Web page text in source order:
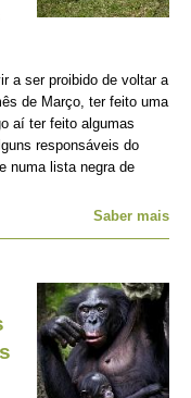
a ser proibido de voltar a
de Março, ter feito uma
aí ter feito algumas
responsáveis do
numa lista negra de
Saber mais